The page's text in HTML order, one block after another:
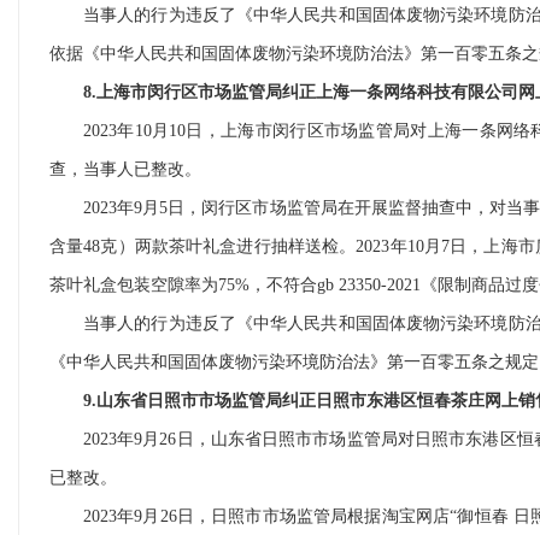
当事人的行为违反了《中华人民共和国固体废物污染环境防
依据《中华人民共和国固体废物污染环境防治法》第一百零五条
8.上海市闵行区市场监管局纠正上海一条网络科技有限公司
2023年10月10日，上海市闵行区市场监管局对上海一条网
查，当事人已整改。
2023年9月5日，闵行区市场监管局在开展监督抽查中，对当
含量48克）两款茶叶礼盒进行抽样送检。2023年10月7日，上海
茶叶礼盒包装空隙率为75%，不符合gb 23350-2021《限制商品过
当事人的行为违反了《中华人民共和国固体废物污染环境防
《中华人民共和国固体废物污染环境防治法》第一百零五条之
9.山东省日照市市场监管局纠正日照市东港区恒春茶庄网上
2023年9月26日，山东省日照市市场监管局对日照市东港区
已整改。
2023年9月26日，日照市市场监管局根据淘宝网店“御恒春